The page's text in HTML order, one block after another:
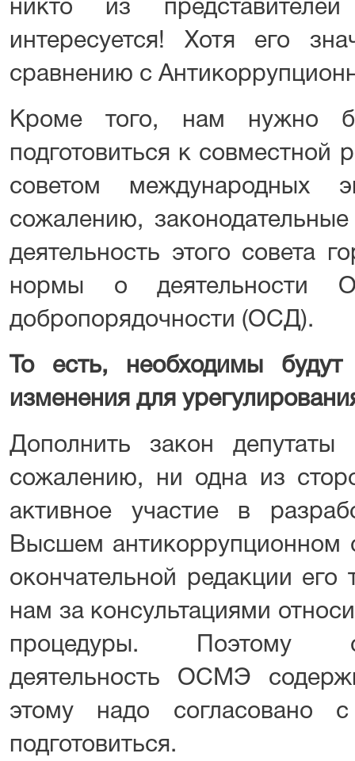
никто из
интересуется! Хотя его
сравнению с
Кроме того, нам нужно
подготовиться к совместной
советом международных
сожалению,
деятельность этого совета
нормы о деятельности
добропорядочности (ОСД).
То есть, необходимы
изменения для
Дополнить закон
сожалению, ни одна из
активное участие в
Высшем антикоррупционном
окончательной редакции его
нам за консультациями
процедуры. Поэтому
деятельность ОСМЭ
этому надо согласовано
подготовиться.